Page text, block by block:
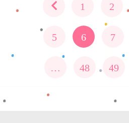
1 2
5 6 7
… 48 49